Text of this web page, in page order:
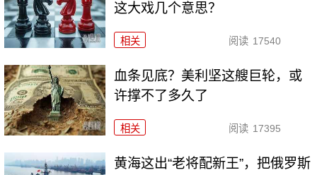
这大戏几个意思？
相关 阅读 17540
血条见底？美利坚这艘巨轮，或
许撑不了多久了
相关 阅读 17395
黄海这出“老将配新王”，把俄罗斯